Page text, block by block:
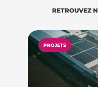
RETROUVEZ
PROJETS